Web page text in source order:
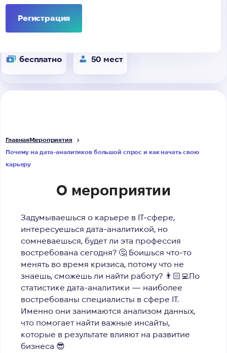
Регистрация
бесплатно 50 мест
ГлавнаяМероприятия
Почему на дата-аналитиков большой спрос и как начать свою
карьеру
О мероприятии
Задумываешься о карьере в IT-сфере,
интересуешься дата-аналитикой, но
сомневаешься, будет ли эта профессия
востребована сегодня? 🤔 Боишься что-то
менять во время кризиса, потому что не
знаешь, сможешь ли найти работу? 👨🏻‍💻По
статистике дата-аналитики — наиболее
востребованы специалисты в сфере IT.
Именно они занимаются анализом данных,
что помогает найти важные инсайты,
которые в результате влияют на развитие
бизнеса 😎